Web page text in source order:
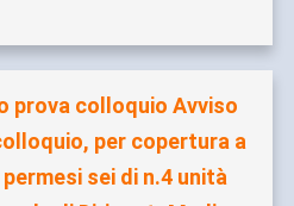
prova colloquio Avviso
per copertura a
sei di n.4 unità